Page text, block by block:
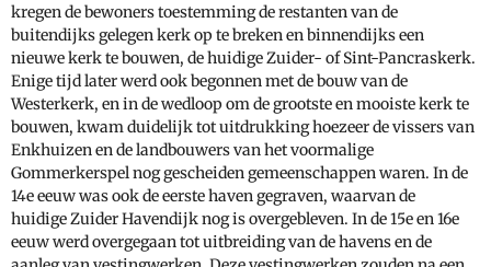
kregen de bewoners toestemming de restanten van de
buitendijks gelegen kerk op te breken en binnendijks een
nieuwe kerk te bouwen, de huidige Zuider- of Sint-Pancraskerk.
Enige tijd later werd ook begonnen met de bouw van de
Westerkerk, en in de wedloop om de grootste en mooiste kerk te
bouwen, kwam duidelijk tot uitdrukking hoezeer de vissers van
Enkhuizen en de landbouwers van het voormalige
Gommerkerspel nog gescheiden gemeenschappen waren. In de
14e eeuw was ook de eerste haven gegraven, waarvan de
huidige Zuider Havendijk nog is overgebleven. In de 15e en 16e
eeuw werd overgegaan tot uitbreiding van de havens en de